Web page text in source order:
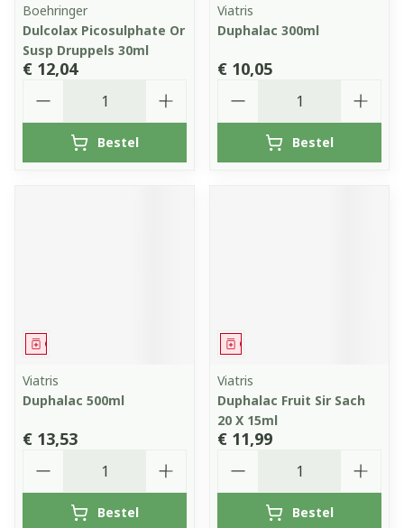
Boehringer
Dulcolax Picosulphate Or
Susp Druppels 30ml
€ 12,04
Bestel
Viatris
Duphalac 300ml
€ 10,05
Bestel
Geneesmiddel
Viatris
Duphalac 500ml
€ 13,53
Bestel
Geneesmiddel
Viatris
Duphalac Fruit Sir Sach
20 X 15ml
€ 11,99
Bestel